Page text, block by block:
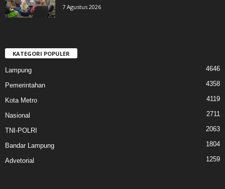
7 Agustus 2026
KATEGORI POPULER
Lampung 4646
Pemerintahan 4358
Kota Metro 4119
Nasional 2711
TNI-POLRI 2063
Bandar Lampung 1804
Advetorial 1259